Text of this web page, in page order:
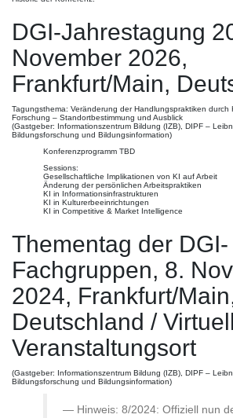
DGI-Jahrestagung
November 2026,
Frankfurt/Main,
Tagungsthema: Veränderung der Handlungspraktiken durch
Forschung – Standortbestimmung und Ausblick
(Gastgeber: Informationszentrum Bildung (IZB), DIPF –
Bildungsforschung und Bildungsinformation)
Konferenzprogramm TBD
Sessions:
Gesellschaftliche Implikationen von KI auf Arbeit
Änderung der persönlichen Arbeitspraktiken
KI in Informationsinfrastrukturen
KI in Kulturerbeeinrichtungen
KI in Competitive & Market Intelligence
Thementag der DGI-
Fachgruppen, 8.
2024, Frankfurt/
Deutschland /
Veranstaltungsort
(Gastgeber: Informationszentrum Bildung (IZB), DIPF –
Bildungsforschung und Bildungsinformation)
Hinweis: 8/2024: Offiziell nun